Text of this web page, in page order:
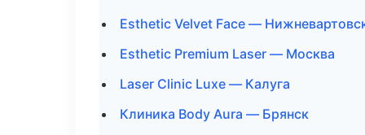
Esthetic Velvet Face —
Esthetic Premium Laser — Москва
Laser Clinic Luxe — Калуга
Клиника Body Aura — Брянск